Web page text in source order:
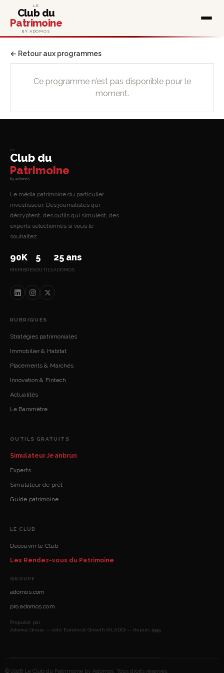
LE
Club du
Patrimoine
BY ADOMOS
← Retour aux programmes
Ce programme n’est pas disponible pour le
moment.
Le
Club du
Patrimoine
by Adomos
Le média patrimoine du particulier
investisseur. Des journalistes qui
décryptent, des outils qui simulent, des
experts sélectionnés si vous le
souhaitez.
90K
MEMBRES
5
OUTILS
25 ans
ADOMOS
RUBRIQUES
Stratégies patrimoniales
Immobilier & Habitat
Placements & Marchés
Innovation & Fintech
Actualités
Le Baromètre
OUTILS GRATUITS
Simulateur Jeanbrun
Experts
Simulateur de prêt
Guide patrimoine
LE CLUB
Découvrir le Club
Les Rendez-vous du Patrimoine
GROUPE
adomos.com
pro.adomos.com
Propulsé par
Adomos Group — coté Euronext Growth (ALADO) — depuis 1999
© 2026 Le Club du Patrimoine by Adomos. Tous droits réservés.